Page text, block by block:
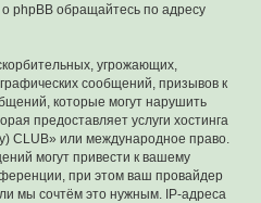
phpBB обращайтесь по адресу
угрожающих,
сообщений, призывов к
которые могут нарушить
предоставляет услуги хостинга
CLUB» или международное право.
могут привести к вашему
при этом ваш провайдер
мы сочтём это нужным. IP-адреса